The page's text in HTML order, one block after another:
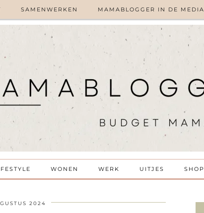
SAMENWERKEN MAMABLOGGER IN DE MEDIA
WONEN WERK UITJES SHOP
2024